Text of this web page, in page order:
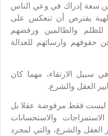
سعة إدراك في وعي الناس
يفترض أن تنعكس على
والظالمين ورفضهم
حقوقهم وارسائهم للعدالة
سبيل الارتقاء، مهما كان
العقل والشرع.
ليست فقط مرفوضة عقلا بل
والاستحسانات
العقل والشرع، والتي لمجرد